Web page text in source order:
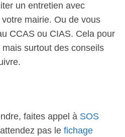
un entretien avec
mairie. Ou de vous
CCAS ou CIAS. Cela pour
surtout des conseils
faites appel à SOS
pas le fichage